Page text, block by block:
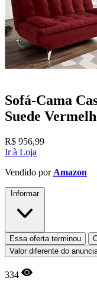
Sofá-Cama
Suede
R$ 956,99
Ir à Loja
Vendido por Amazon
Informar
Essa oferta terminou
Valor diferente do
334